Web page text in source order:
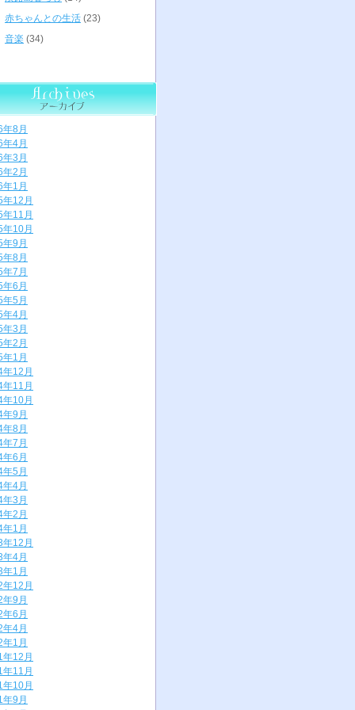
赤ちゃんとの生活 (23)
音楽 (34)
年8月
年4月
年3月
年2月
年1月
年12月
年11月
年10月
年9月
年8月
年7月
年6月
年5月
年4月
年3月
年2月
年1月
年12月
年11月
年10月
年9月
年8月
年7月
年6月
年5月
年4月
年3月
年2月
年1月
年12月
年4月
年1月
年12月
年9月
年6月
年4月
年1月
年12月
年11月
年10月
年9月